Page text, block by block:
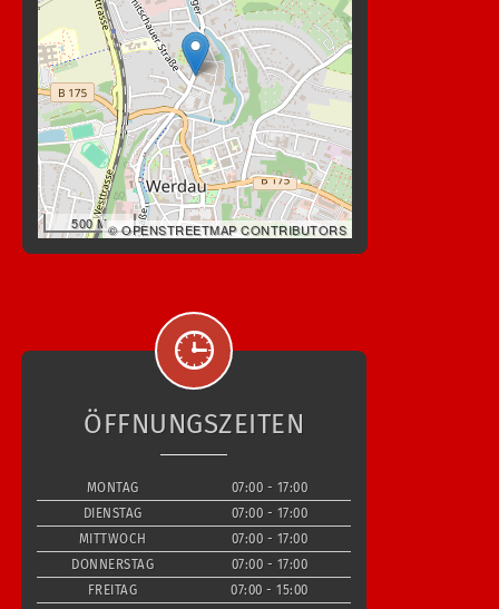
500 M© OPENSTREETMAP CONTRIBUTORS
ÖFFNUNGSZEITEN
MONTAG
07:00 - 17:00
DIENSTAG
07:00 - 17:00
MITTWOCH
07:00 - 17:00
DONNERSTAG
07:00 - 17:00
FREITAG
07:00 - 15:00